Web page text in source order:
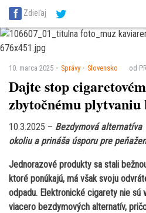
SITA Energetika
SITA Potravinárstvo
Zdieľaj
10. marca 2025 Správy Slovensko od
Dajte stop
zbytočnému
10.3.2025 – Bezdymová alternatíva
okoliu a prináša úsporu pre
Jednorazové produkty sa stali
ktoré ponúkajú, má však svoju
odpadu. Elektronické cigarety nie sú
viacero bezdymových alternatív,